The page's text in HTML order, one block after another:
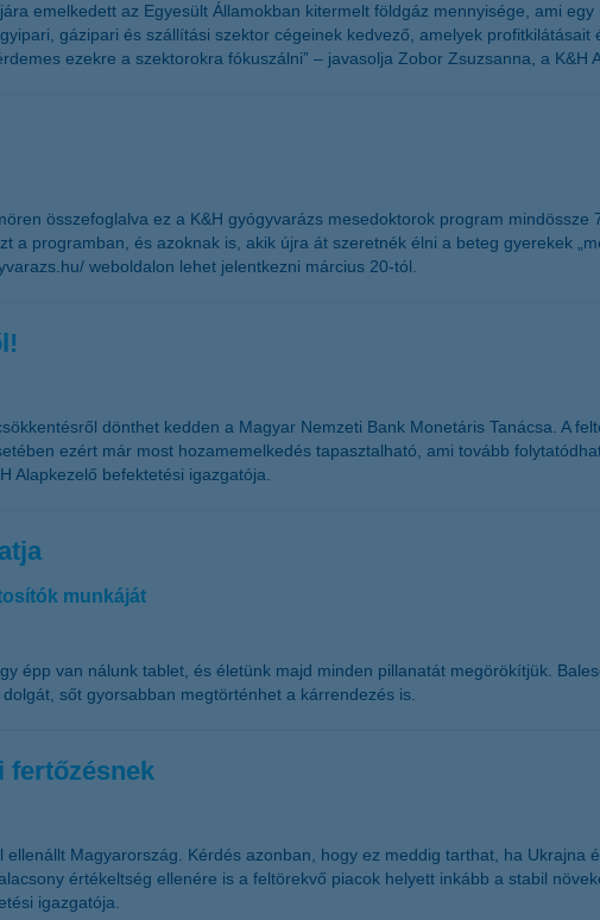
emelkedett az Egyesült Államokban kitermelt földgáz mennyisége, ami
gázipari és szállítási szektor cégeinek kedvező, amelyek
ezekre a szektorokra fókuszálni” – javasolja Zobor Zsuzsanna, a K&H
összefoglalva ez a K&H gyógyvarázs mesedoktorok program
a programban, és azoknak is, akik újra át szeretnék élni a beteg gyerekek
weboldalon lehet jelentkezni március 20-tól.
dönthet kedden a Magyar Nemzeti Bank Monetáris Tanácsa. A
ezért már most hozamemelkedés tapasztalható, ami tovább
Alapkezelő befektetési igazgatója.
munkáját
épp van nálunk tablet, és életünk majd minden pillanatát megörökítjük.
sőt gyorsabban megtörténhet a kárrendezés is.
fertőzésnek
ellenállt Magyarország. Kérdés azonban, hogy ez meddig tarthat, ha Ukrajna
értékeltség ellenére is a feltörekvő piacok helyett inkább a stabil
igazgatója.